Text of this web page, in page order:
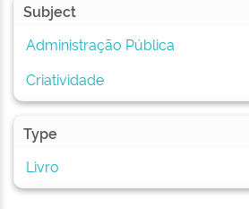
Subject
Administração Pública
Criatividade
Type
Livro